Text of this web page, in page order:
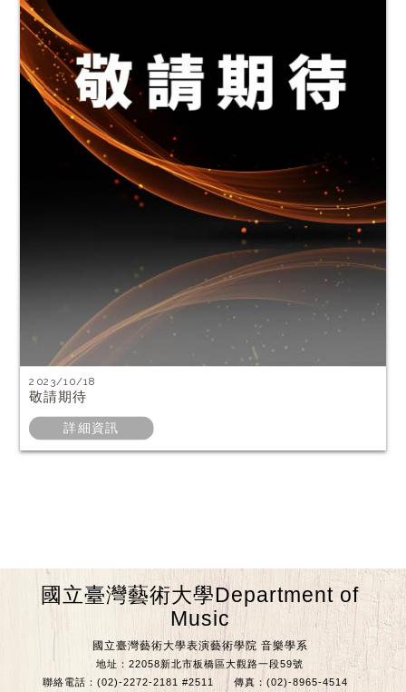
2023/10/18
敬請期待
詳細資訊
國立臺灣藝術大學Department of
Music
國立臺灣藝術大學表演藝術學院 音樂學系
地址：22058新北市板橋區大觀路一段59號
聯絡電話：(02)-2272-2181 #2511
傳真：(02)-8965-4514